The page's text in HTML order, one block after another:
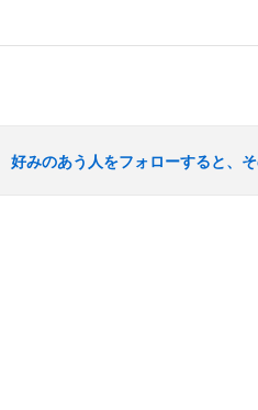
好みのあう人をフォローすると、